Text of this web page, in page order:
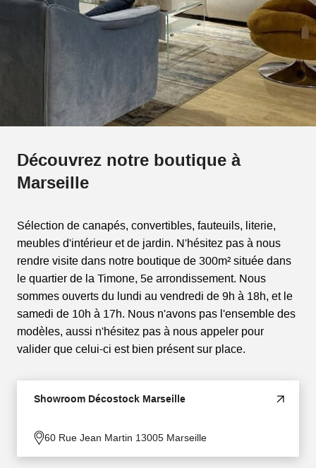
Découvrez notre boutique à
Marseille
Sélection de canapés, convertibles, fauteuils, literie,
meubles d'intérieur et de jardin. N'hésitez pas à nous
rendre visite dans notre boutique de 300m² située dans
le quartier de la Timone, 5e arrondissement. Nous
sommes ouverts du lundi au vendredi de 9h à 18h, et le
samedi de 10h à 17h. Nous n'avons pas l'ensemble des
modèles, aussi n'hésitez pas à nous appeler pour
valider que celui-ci est bien présent sur place.
Showroom Décostock Marseille
60 Rue Jean Martin 13005 Marseille